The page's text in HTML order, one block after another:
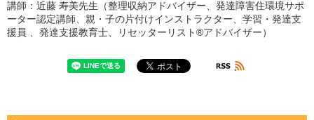
講師：近藤 寿美先生（整理収納アドバイザー、発達障害住環境サポ
ーター認定講師、親・子の片付けインストラクター、学習・発達支
援員 、発達支援教育士、リセッターリスト®アドバイザー）